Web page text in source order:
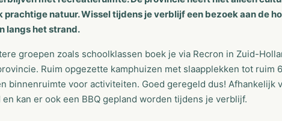
prachtige natuur. Wissel tijdens je verblijf een bezoek aan de
langs het strand.
groepen zoals schoolklassen boek je via Recron in Zuid-
Ruim opgezette kamphuizen met slaapplekken tot
binnenruimte voor activiteiten. Goed geregeld dus! Afhankelijk
kan er ook een BBQ gepland worden tijdens je verblijf.